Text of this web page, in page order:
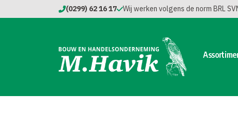
(0299) 62 16 17 Wij werken volgens de norm BRL